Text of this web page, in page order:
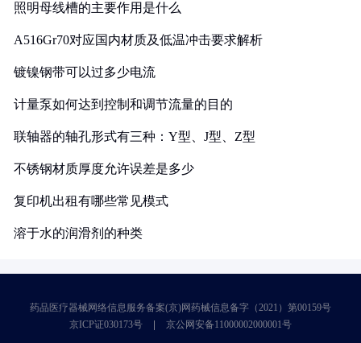
照明母线槽的主要作用是什么
A516Gr70对应国内材质及低温冲击要求解析
镀镍钢带可以过多少电流
计量泵如何达到控制和调节流量的目的
联轴器的轴孔形式有三种：Y型、J型、Z型
不锈钢材质厚度允许误差是多少
复印机出租有哪些常见模式
溶于水的润滑剂的种类
药品医疗器械网络信息服务备案(京)网药械信息备字（2021）第00159号
京ICP证030173号
京公网安备11000002000001号